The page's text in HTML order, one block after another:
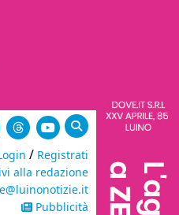
/ Registrati
alla redazione
Pubblicità